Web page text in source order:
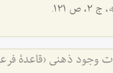
، ج 2، ص 121.